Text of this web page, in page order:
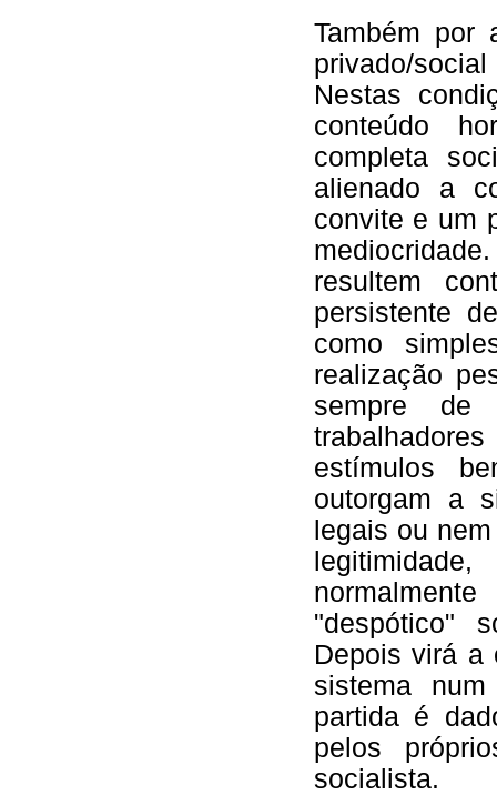
Também por
privado/
Nestas
conteúdo
completa
alienado a
convite e um
resultem
persistente
como
realização
sempre de
estímulos
outorgam a
legais ou
"despótico"
Depois virá a
sistema
partida é
pelos
socialista.